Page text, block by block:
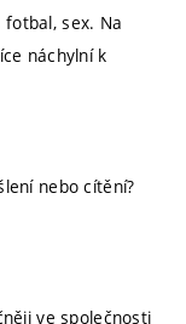
fotbal, sex. Na
náchylní k
nebo cítění?
ve společnosti